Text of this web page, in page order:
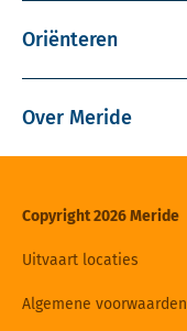
Oriënteren
Over Meride
Copyright 2026 Meride
Uitvaart locaties
Algemene voorwaarden